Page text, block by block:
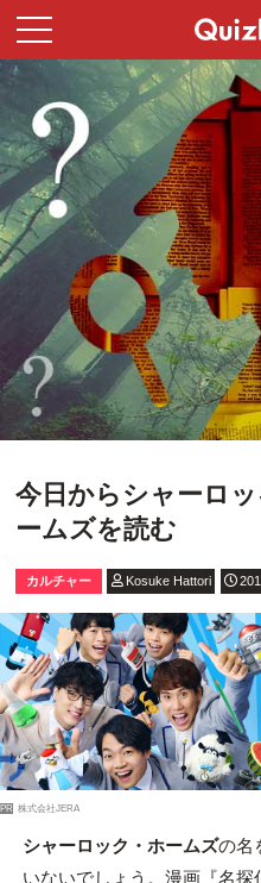
今日からシャーロ
ームズを読む
カルチャー Kosuke Hattori
PR 株式会社JERA
シャーロック・ホームズの名
いないでしょう。漫画『名